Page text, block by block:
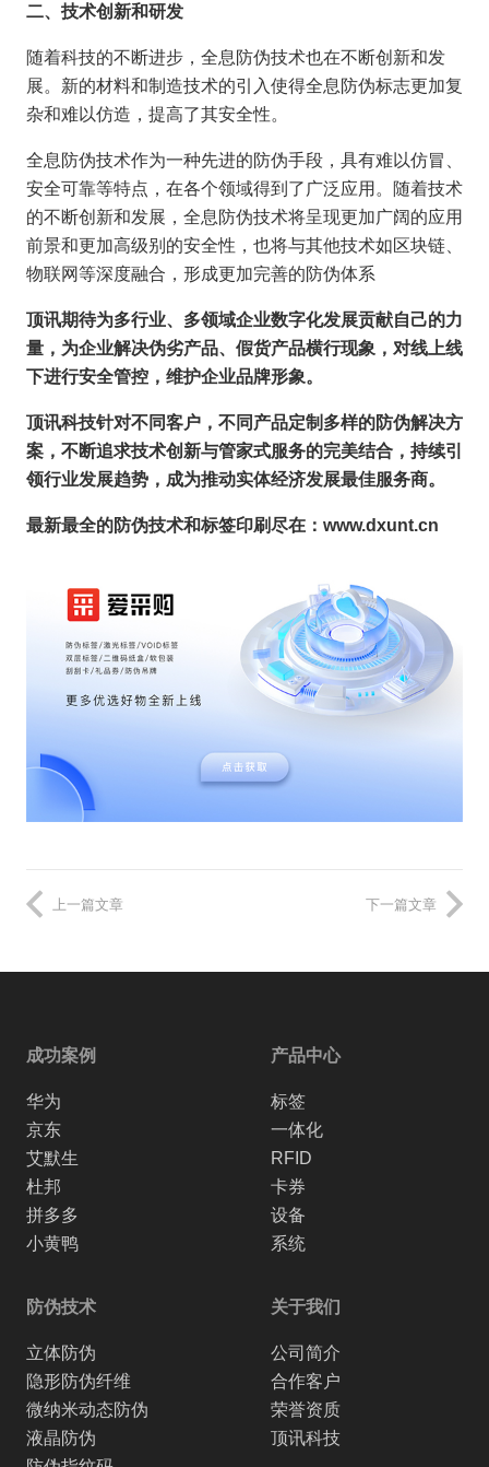
二、技术创新和研发
随着科技的不断进步，全息防伪技术也在不断创新和发
展。新的材料和制造技术的引入使得全息防伪标志更加复
杂和难以仿造，提高了其安全性。
全息防伪技术作为一种先进的防伪手段，具有难以仿冒、
安全可靠等特点，在各个领域得到了广泛应用。随着技术
的不断创新和发展，全息防伪技术将呈现更加广阔的应用
前景和更加高级别的安全性，也将与其他技术如区块链、
物联网等深度融合，形成更加完善的防伪体系
顶讯期待为多行业、多领域企业数字化发展贡献自己的力
量，为企业解决伪劣产品、假货产品横行现象，对线上线
下进行安全管控，维护企业品牌形象。
顶讯科技针对不同客户，不同产品定制多样的防伪解决方
案，不断追求技术创新与管家式服务的完美结合，持续引
领行业发展趋势，成为推动实体经济发展最佳服务商。
最新最全的防伪技术和标签印刷尽在：www.dxunt.cn
上一篇文章 下一篇文章
成功案例
华为
京东
艾默生
杜邦
拼多多
小黄鸭
产品中心
标签
一体化
RFID
卡券
设备
系统
防伪技术
立体防伪
隐形防伪纤维
微纳米动态防伪
液晶防伪
关于我们
公司简介
合作客户
荣誉资质
顶讯科技